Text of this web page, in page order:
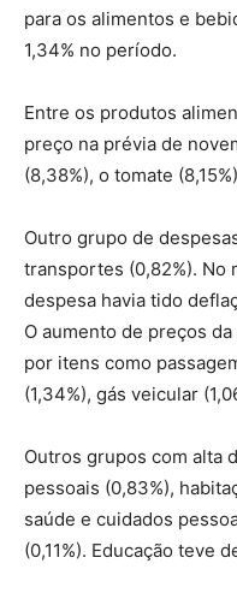
para os alimentos e
1,34% no período.
Entre os produtos
preço na prévia de
(8,38%), o tomate
Outro grupo de
transportes (0,82%). No
despesa havia tido
O aumento de preços
por itens como
(1,34%), gás veicular
Outros grupos com alta
pessoais (0,83%),
saúde e cuidados
(0,11%). Educação teve